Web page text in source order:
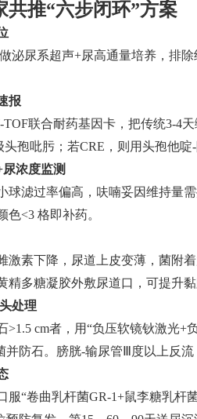
共推“六步闭环”方案
泌尿系超声+尿高通量培养，排
报
联合耐药基因卡，把传统3-4
头孢吡肟；若CRE，则用头孢他啶-
浓度监测
球滤过率偏高，呋喃妥因维持量
色<3 格即补药。
激素下降，尿道上皮变薄，菌附
精多糖凝胶外敷尿道口，可提升黏
处理
>1.5 cm者，用“负压软镜钬激光
并防石。膀胱-输尿管Ⅲ度以上反
服“卷曲乳杆菌GR-1+鼠李糖乳杆